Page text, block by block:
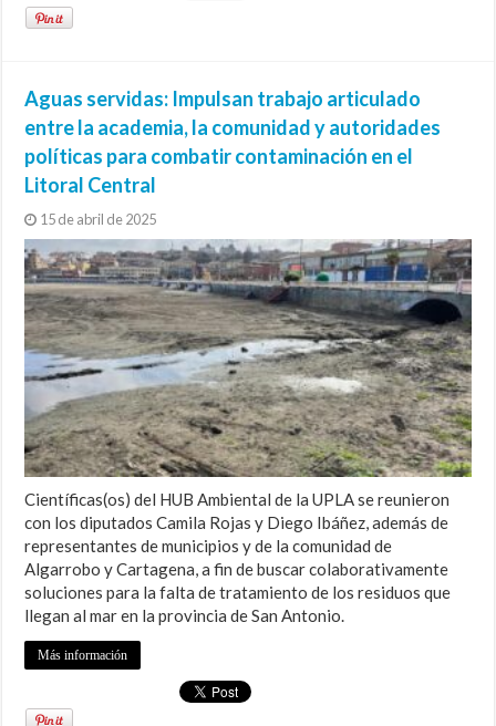
Aguas servidas: Impulsan trabajo articulado
entre la academia, la comunidad y autoridades
políticas para combatir contaminación en el
Litoral Central
15 de abril de 2025
Científicas(os) del HUB Ambiental de la UPLA se reunieron
con los diputados Camila Rojas y Diego Ibáñez, además de
representantes de municipios y de la comunidad de
Algarrobo y Cartagena, a fin de buscar colaborativamente
soluciones para la falta de tratamiento de los residuos que
llegan al mar en la provincia de San Antonio.
Más información